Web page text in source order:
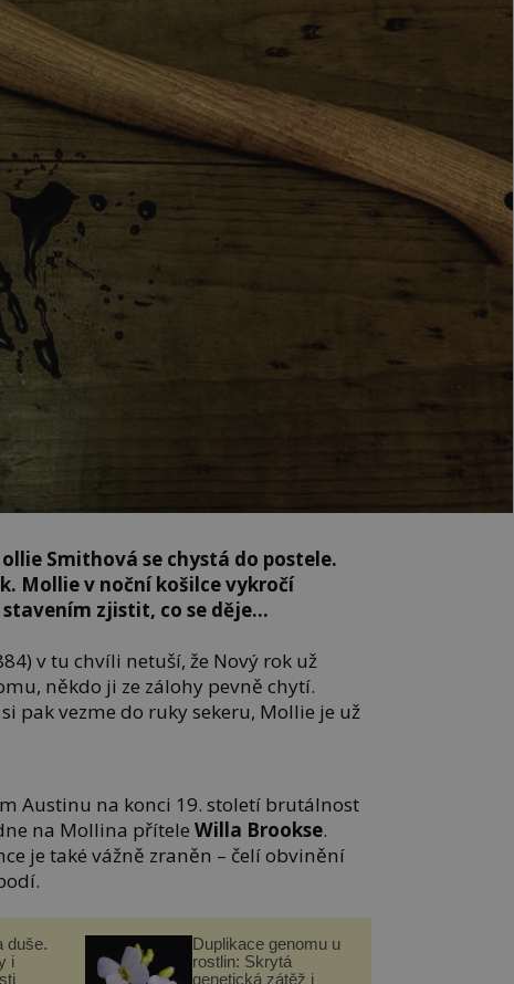
Smithová se chystá do postele.
Mollie v noční košilce vykročí
zjistit, co se děje…
v tu chvíli netuší, že Nový rok už
někdo ji ze zálohy pevně chytí.
pak vezme do ruky sekeru, Mollie je už
Austinu na konci 19. století brutálnost
na Mollina příteleWilla Brookse.
je také vážně zraněn – čelí obvinění
duše.
i
Duplikace genomu u
rostlin: Skrytá
genetická zátěž i